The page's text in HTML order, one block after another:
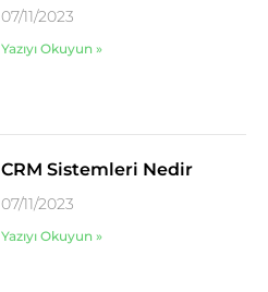
07/11/2023
Yazıyı Okuyun »
CRM Sistemleri Nedir
07/11/2023
Yazıyı Okuyun »